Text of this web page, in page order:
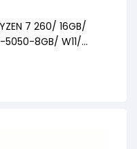
7 260/ 16GB/
5050-8GB/ W11/